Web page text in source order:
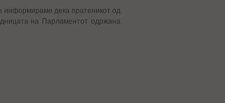
информираме дека пратеникот од
на Парламентот одржана